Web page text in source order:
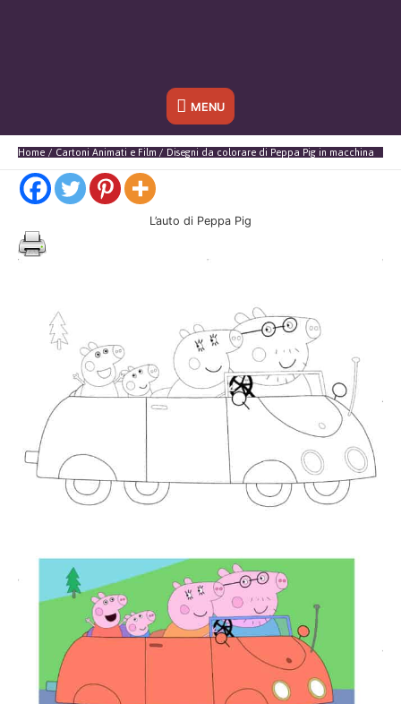
Sotto
l'header
MENU
Home Cartoni Animati e Film Disegni da colorare di Peppa Pig in macchina
L’auto di Peppa Pig